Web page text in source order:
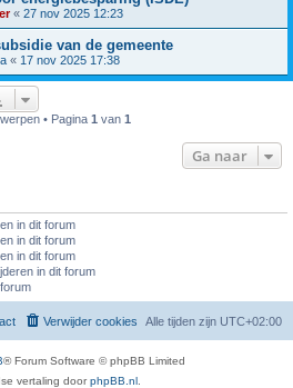
« 27 nov 2025 12:23
van de gemeente
« 17 nov 2025 17:38
• Pagina 1 van 1
Ga naar
in dit forum
in dit forum
in dit forum
in dit forum
Alle tijden zijn UTC+02:00
Verwijder cookies
® Forum Software © phpBB Limited
vertaling doorphpBB.nl